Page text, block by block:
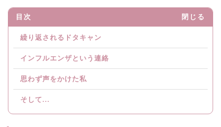
目次 閉じる
繰り返されるドタキャン
インフルエンザという連絡
思わず声をかけた私
そして...